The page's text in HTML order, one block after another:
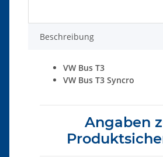
Beschreibung
VW Bus T3
VW Bus T3 Syncro
Angaben